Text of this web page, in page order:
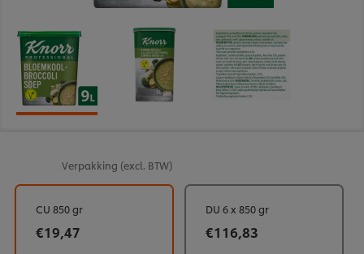
Verpakking (excl. BTW)
CU 850 gr
€19,47
DU 6 x 850 gr
€116,83